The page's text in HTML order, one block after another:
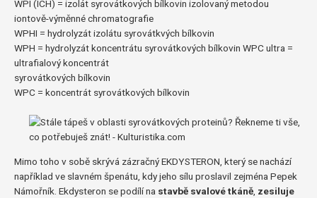
WPI (ICH) = izolát syrovátkových bílkovin izolovaný metodou
iontově-výměnné chromatografie
WPHI = hydrolyzát izolátu syrovátkvých bílkovin
WPH = hydrolyzát koncentrátu syrovátkových bílkovin WPC ultra =
ultrafialový koncentrát
syrovátkových bílkovin
WPC = koncentrát syrovátkových bílkovin
Mimo toho v sobě skrývá zázračný EKDYSTERON, který se nachází
například ve slavném špenátu, kdy jeho sílu proslavil zejména Pepek
Námořník. Ekdysteron se podílí na stavbě svalové tkáně zesiluje